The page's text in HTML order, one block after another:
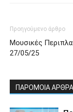
Προηγούμενο άρθρο
Μουσικές
27/05/25
ΠΑΡΟΜΟΙΑ ΑΡΘΡΑ